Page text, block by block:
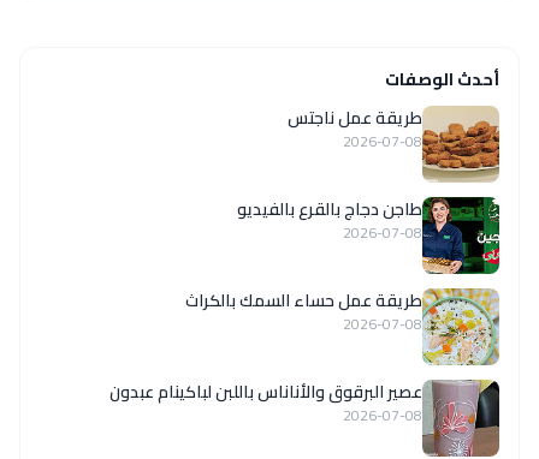
أحدث الوصفات
طريقة عمل ناجتس
2026-07-08
طاجن دجاج بالقرع بالفيديو
2026-07-08
طريقة عمل حساء السمك بالكراث
2026-07-08
عصير البرقوق والأناناس باللبن لباكينام عبدون
2026-07-08